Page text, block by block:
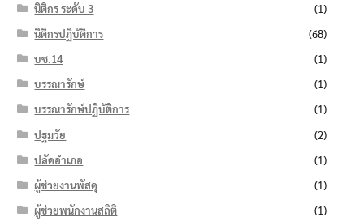
นิติกร ระดับ 3
(1)
นิติกรปฏิบัติการ
(68)
บช.14
(1)
บรรณารักษ์
(1)
บรรณารักษ์ปฏิบัติการ
(1)
ปฐมวัย
(2)
ปลัดอำเภอ
(1)
ผู้ช่วยงานพัสดุ
(1)
ผู้ช่วยพนักงานสถิติ
(1)